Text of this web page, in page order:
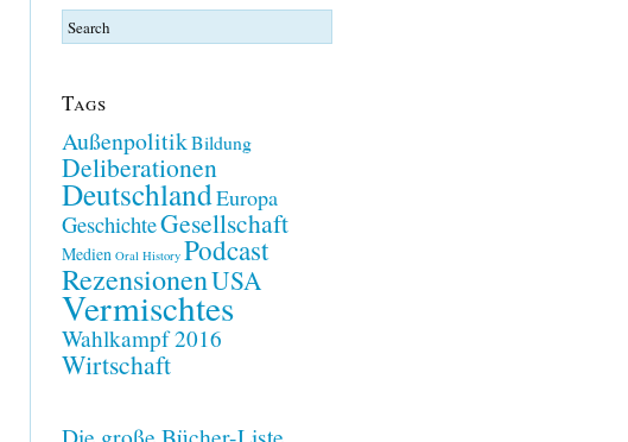
Tags
AußenpolitikBildung
Deliberationen
DeutschlandEuropa
GeschichteGesellschaft
Medien Oral History Podcast
RezensionenUSA
Vermischtes
Wahlkampf 2016
Wirtschaft